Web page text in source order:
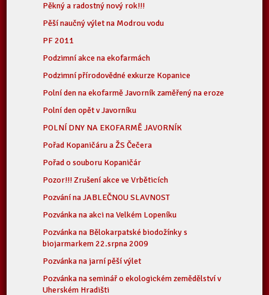
Pěkný a radostný nový rok!!!
Pěší naučný výlet na Modrou vodu
PF 2011
Podzimní akce na ekofarmách
Podzimní přírodovědné exkurze Kopanice
Polní den na ekofarmě Javorník zaměřený na eroze
Polní den opět v Javorníku
POLNÍ DNY NA EKOFARMĚ JAVORNÍK
Pořad Kopaničáru a ŽS Čečera
Pořad o souboru Kopaničár
Pozor!!! Zrušení akce ve Vrběticích
Pozvání na JABLEČNOU SLAVNOST
Pozvánka na akci na Velkém Lopeníku
Pozvánka na Bělokarpatské biodožínky s
biojarmarkem 22.srpna 2009
Pozvánka na jarní pěší výlet
Pozvánka na seminář o ekologickém zemědělství v
Uherském Hradišti